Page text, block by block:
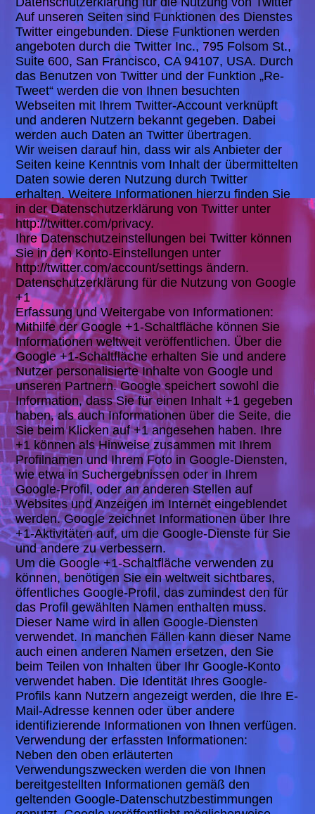
Auf unseren Seiten sind Funktionen des Dienstes
Twitter eingebunden. Diese Funktionen werden
angeboten durch die Twitter Inc., 795 Folsom St.,
Suite 600, San Francisco, CA 94107, USA. Durch
das Benutzen von Twitter und der Funktion „Re-
Tweet“ werden die von Ihnen besuchten
Webseiten mit Ihrem Twitter-Account verknüpft
und anderen Nutzern bekannt gegeben. Dabei
werden auch Daten an Twitter übertragen.
Wir weisen darauf hin, dass wir als Anbieter der
Seiten keine Kenntnis vom Inhalt der übermittelten
Daten sowie deren Nutzung durch Twitter
erhalten. Weitere Informationen hierzu finden Sie
in der Datenschutzerklärung von Twitter unter
http://twitter.com/privacy.
Ihre Datenschutzeinstellungen bei Twitter können
Sie in den Konto-Einstellungen unter
http://twitter.com/account/settings ändern.
Datenschutzerklärung für die Nutzung von Google
+1
Erfassung und Weitergabe von Informationen:
Mithilfe der Google +1-Schaltfläche können Sie
Informationen weltweit veröffentlichen. Über die
Google +1-Schaltfläche erhalten Sie und andere
Nutzer personalisierte Inhalte von Google und
unseren Partnern. Google speichert sowohl die
Information, dass Sie für einen Inhalt +1 gegeben
haben, als auch Informationen über die Seite, die
Sie beim Klicken auf +1 angesehen haben. Ihre
+1 können als Hinweise zusammen mit Ihrem
Profilnamen und Ihrem Foto in Google-Diensten,
wie etwa in Suchergebnissen oder in Ihrem
Google-Profil, oder an anderen Stellen auf
Websites und Anzeigen im Internet eingeblendet
werden. Google zeichnet Informationen über Ihre
+1-Aktivitäten auf, um die Google-Dienste für Sie
und andere zu verbessern.
Um die Google +1-Schaltfläche verwenden zu
können, benötigen Sie ein weltweit sichtbares,
öffentliches Google-Profil, das zumindest den für
das Profil gewählten Namen enthalten muss.
Dieser Name wird in allen Google-Diensten
verwendet. In manchen Fällen kann dieser Name
auch einen anderen Namen ersetzen, den Sie
beim Teilen von Inhalten über Ihr Google-Konto
verwendet haben. Die Identität Ihres Google-
Profils kann Nutzern angezeigt werden, die Ihre E-
Mail-Adresse kennen oder über andere
identifizierende Informationen von Ihnen verfügen.
Verwendung der erfassten Informationen:
Neben den oben erläuterten
Verwendungszwecken werden die von Ihnen
bereitgestellten Informationen gemäß den
geltenden Google-Datenschutzbestimmungen